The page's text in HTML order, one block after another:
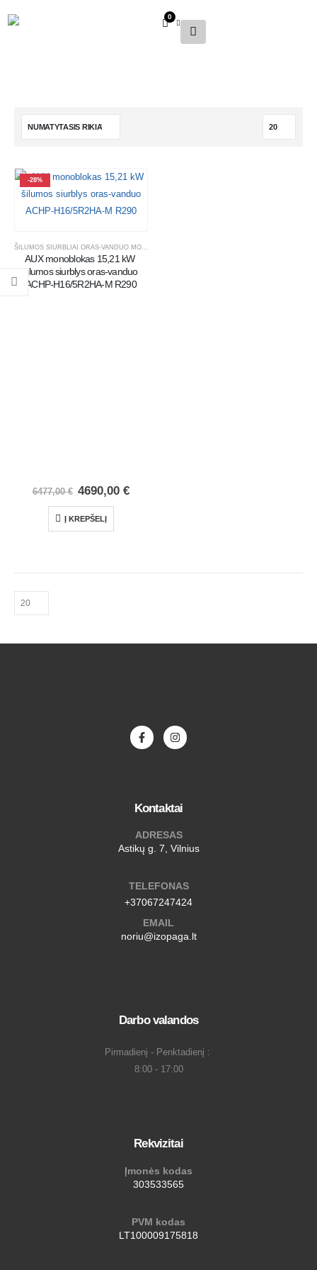
0
-28%
AUX monoblokas 15,21 kW
šilumos siurblys oras-vanduo
ACHP-H16/5R2HA-M R290
6477,00€ 4690,00€
Į KREPŠELĮ
Kontaktai
ADRESAS
Astikų g. 7, Vilnius
TELEFONAS
+37067247424
EMAIL
noriu@izopaga.lt
Darbo valandos
Pirmadienį - Penktadienį :
8:00 - 17:00
Rekvizitai
Įmonės kodas
303533565
PVM kodas
LT100009175818